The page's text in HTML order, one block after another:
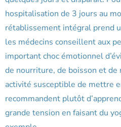
hospitalisation de 3 jours au
rétablissement intégral prend
les médecins conseillent aux
important choc émotionnel
de nourriture, de boisson et de
activité susceptible de mettre
recommandent plutôt
grande tension en faisant du